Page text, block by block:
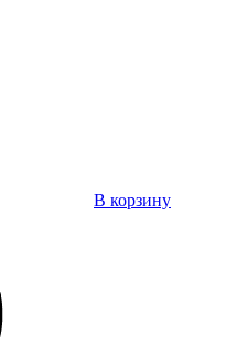
В корзину